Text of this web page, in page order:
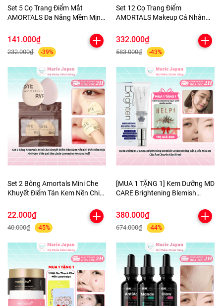
Set 5 Cọ Trang Điểm Mắt
AMORTALS Đa Năng Mềm Mịn
141.000₫
232.000₫ -39%
Set 12 Cọ Trang Điểm
AMORTALS Makeup Cá Nhân
Kèm Túi Đựng Tiện Lợi
332.000₫
583.000₫ -43%
Set 2 Bông Amortals Mini Che
Khuyết Điểm Tán Kem Nền Chi
The Little Concealer Powder
22.000₫
40.000₫ -45%
[MUA 1 TẶNG 1] Kem Dưỡng MD
CARE Brightening Blemish
Cấp Ẩm Chuyên Sâu 50ml-
TẶNG 1 MẶT NẠ BERGAMO
HELP JARY
380.000₫
674.000₫ -44%